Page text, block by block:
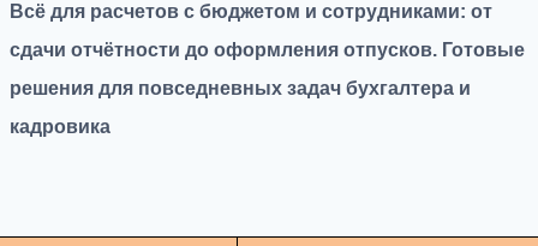
Всё для расчетов с бюджетом и сотрудниками: от
сдачи отчётности до оформления отпусков. Готовые
решения для повседневных задач бухгалтера и
кадровика